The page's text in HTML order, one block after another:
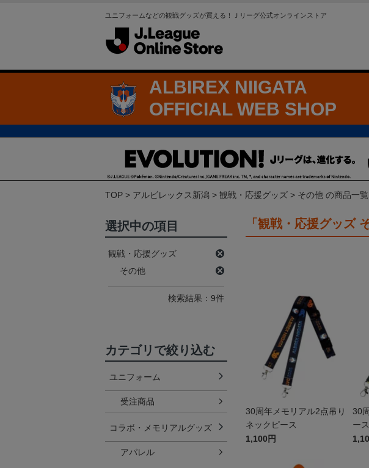
ユニフォームなどの観戦グッズが買える！Ｊリーグ公式オンラインストア
ALBIREX NIIGATA
OFFICIAL WEB SHOP
TOP アルビレックス新潟 観戦・応援グッズ その他 の商品一覧
「観戦・応援グッズ
30周年メモリアル2点吊り
ネックピース
1,100円
30
ース
選択中の項目
観戦・応援グッズ
その他
検索結果：9件
カテゴリで絞り込む
ユニフォーム
受注商品
コラボ・メモリアルグッズ
アパレル